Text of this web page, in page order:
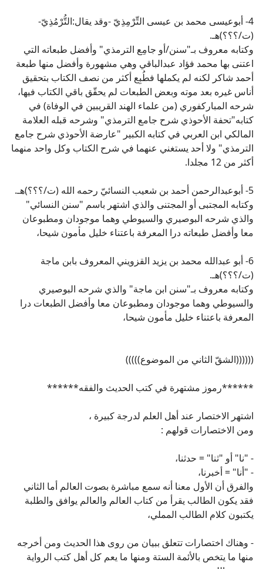
4- أبوعيسى محمد بن عيسى التِّرْمِذِيّ -وقد يقال:التُّرْمُذِيّ-
(ت/؟؟؟)هـ.
وكتابه معروف بـ"سنن/أو جامِع الترمذي" وأفضل طبعاته التي
اعتنى بها محمد فؤاد عبدالباقي وهي مشهورة وأفضل منها طبعة
أحمد شاكر لكنه لم يكملها فطُبِع أكثر من نصف الكتاب بتحقيق
أناس غيره بعد موته وبعض الطبعات لم يحقّق باقي الكتاب فيها،
شرحه المباركفوري (من علماء الهند القريبين في الوفاة) في
كتابه"تحفة الأحوذي شرح جامع الترمذي" وشرحه قبله العلامة
المالكي ابن العربي في كتابه الكبير "عارضة الأحوذي شرح جامع
الترمذي" ولا أحد يستغني عنهما في شرح الكتاب وكل واحد منهما
أكثر من 12 مجلدا.
5- أبوعبدالرحمن أحمد بن شعيب النسائيّ رحمه الله (ت/؟؟؟)هـ.
وكتابه المجتبى أو المجتنى والذي اشتهر باسم "سنن النسائي"
والذي شرحه البوصيري والسيوطي وهما موجودان ومطبوعان
معا وأفضل طبعاته درا المعرفة باعتناء خليل مأمون شيحا،
6- أبو عبدالله محمد بن يزيد القزويني المعروف بابن ماجة
(ت/؟؟؟)هـ.
وكتابه معروف بـ"سنن ابن ماجة" والذي شرحه البوصيري
والسيوطي وهما موجودان ومطبوعان معا وأفضل الطبعات درا
المعرفة باعتناء خليل مأمون شيحا،
((((((الشقّ الثاني من الموضوع)))))
******رموز مشتهرة في كتب الحديث والفقه******
اشتهر الاختصار عند أهل العلم لدرجة كبيرة ،
ومن الاختصارات قولهم :
- "نا" أو "ثنا" = حدثنا،
- "أنا" = أخبرنا،
والفرق أن الأول معنا أنه سمع مباشرة بصوت العالم أما الثاني
فقد يكون الطالب يقرأ من كتاب العالم والعالم يوافق والطلبة
يكتبون كلام الطالب المملي،
- وهناك اختصارات تتعلق ببيان من روى هذا الحديث ومن أخرجه
منها ما يتخص بالأئمة الستة ومنها ما يعم كل أهل كتب الرواية